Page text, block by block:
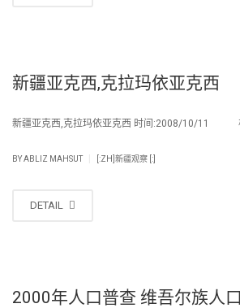
新疆亚克西,克拉玛依亚克西
新疆亚克西,克拉玛依亚克西 时间:2008/10/
BYABLIZ MAHSUT [:ZH]新疆观察 [:]
DETAIL
2000年人口普查 维吾尔族人